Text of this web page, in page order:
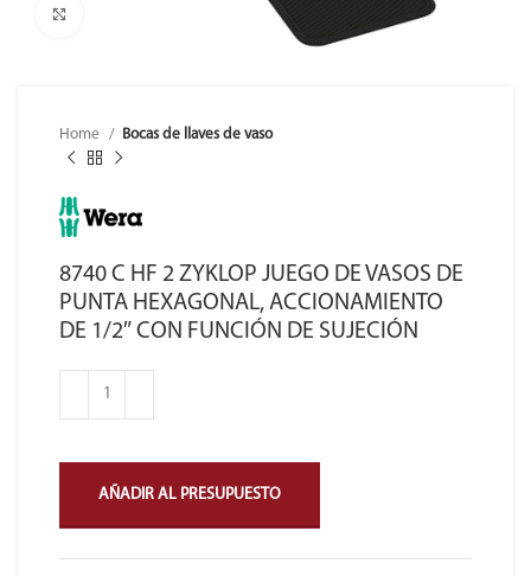
Home Bocas de llaves de vaso
8740 C HF 2 ZYKLOP JUEGO DE VASOS DE
PUNTA HEXAGONAL, ACCIONAMIENTO
DE 1/2″ CON FUNCIÓN DE SUJECIÓN
AÑADIR AL PRESUPUESTO